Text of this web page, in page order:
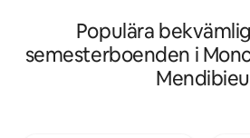
består av ett sovrum på
med en säng, och på
rum som leder ut till en terrass som
dig direkt tillgång till ditt nordiska bad.
Populära
semesterboenden i
Mendibieu